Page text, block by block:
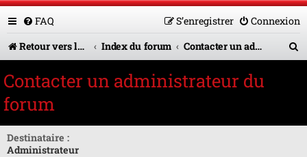
FAQ Connexion
S’enregistrer
Retour vers le site U.A.G.R.
Index du forum Contacter un administrateur du forum
e
Contacter un administrateur du
forum
Destinataire :
Administrateur